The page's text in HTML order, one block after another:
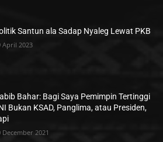
Santun ala Sadap Nyaleg Lewat PKB
April 2023
Bahar: Bagi Saya Pemimpin Tertinggi
Bukan KSAD, Panglima, atau Presiden,
December 2021